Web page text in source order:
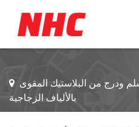
ودرج من البلاستيك المقوى
بالألياف الزجاجية